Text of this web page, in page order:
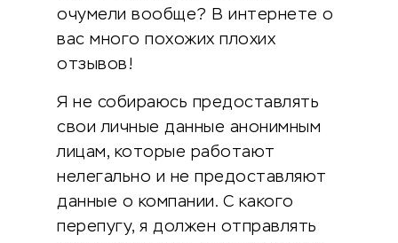
очумели вообще? В интернете о
вас много похожих плохих
отзывов!
Я не собираюсь предоставлять
свои личные данные анонимным
лицам, которые работают
нелегально и не предоставляют
данные о компании. С какого
перепугу, я должен отправлять